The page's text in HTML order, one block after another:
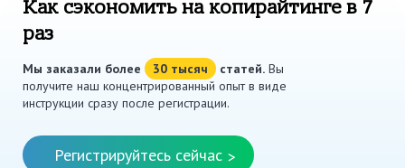
Как сэкономить на копирайтинге в 7
раз
Мы заказали более 30 тысяч статей. Вы
получите наш концентрированный опыт в виде
инструкции сразу после регистрации.
Регистрируйтесь сейчас >